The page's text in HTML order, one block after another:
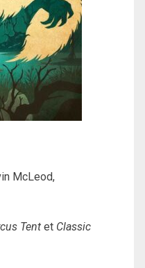
McLeod,
Tent et Classic